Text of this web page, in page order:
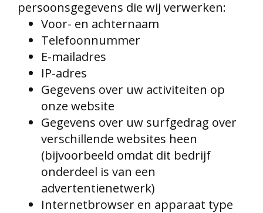
persoonsgegevens die wij verwerken:
Voor- en achternaam
Telefoonnummer
E-mailadres
IP-adres
Gegevens over uw activiteiten op
onze website
Gegevens over uw surfgedrag over
verschillende websites heen
(bijvoorbeeld omdat dit bedrijf
onderdeel is van een
advertentienetwerk)
Internetbrowser en apparaat type